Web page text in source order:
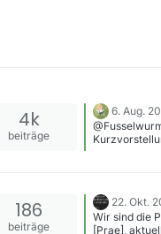
4k
beiträge
6. Aug.
Kurzvorstellung
Hoffnung stirbt
stirbt
186
beiträge
22. Okt.
Wir sind die
[Prae],